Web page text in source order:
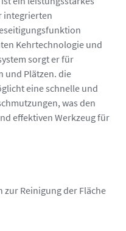
integrierten
Kehrtechnologie und
sorgt er für
und Plätzen. die
eine schnelle und
was den
effektiven Werkzeug für
zur Reinigung der Fläche